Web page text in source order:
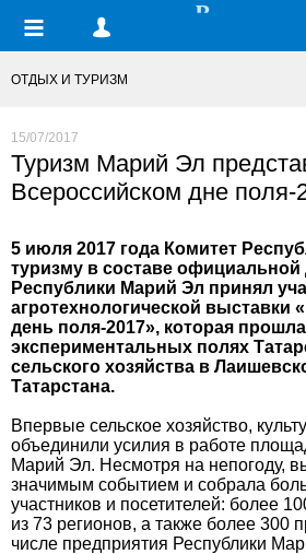
ОТДЫХ И ТУРИЗМ
15/07/2017
Туризм Марий Эл
Всероссийском дне поля-
5 июля 2017 года Комитет
туризму в составе официальной
Республики Марий Эл принял
агротехнологической выставки
день поля-2017», которая
экспериментальных полях
сельского хозяйства в
Татарстана.
Впервые сельское хозяйство,
объединили усилия в работе
Марий Эл. Несмотря на непогоду,
значимым событием и собрала
участников и посетителей: более
из 73 регионов, а также более 300
числе предприятия Республики